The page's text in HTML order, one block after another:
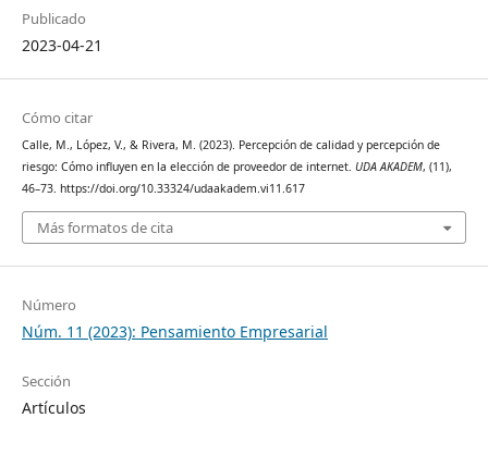
Publicado
2023-04-21
Cómo citar
Calle, M., López, V., & Rivera, M. (2023). Percepción de calidad y percepción de
riesgo: Cómo influyen en la elección de proveedor de internet. UDA AKADEM, (11),
46–73. https://doi.org/10.33324/udaakadem.vi11.617
Más formatos de cita
Número
Núm. 11 (2023): Pensamiento Empresarial
Sección
Artículos